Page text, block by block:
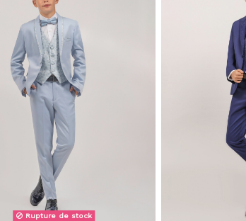
Rupture de stock